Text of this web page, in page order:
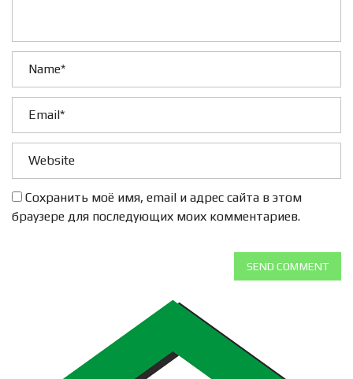
Сохранить моё имя, email и адрес сайта в этом
браузере для последующих моих комментариев.
SEND COMMENT